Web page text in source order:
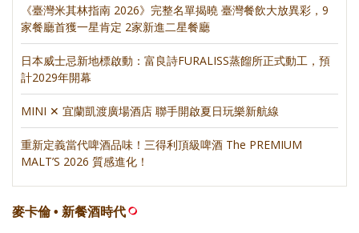
《臺灣米其林指南 2026》完整名單揭曉 臺灣餐飲大放異彩，9
家餐廳首獲一星肯定 2家新進二星餐廳
日本威士忌新地標啟動：富良詩FURALISS蒸餾所正式動工，預
計2029年開幕
MINI ✕ 宜蘭凱渡廣場酒店 聯手開啟夏日玩樂新航線
重新定義當代啤酒品味！三得利頂級啤酒 The PREMIUM
MALT’S 2026 質感進化！
麥卡倫 • 新餐酒時代